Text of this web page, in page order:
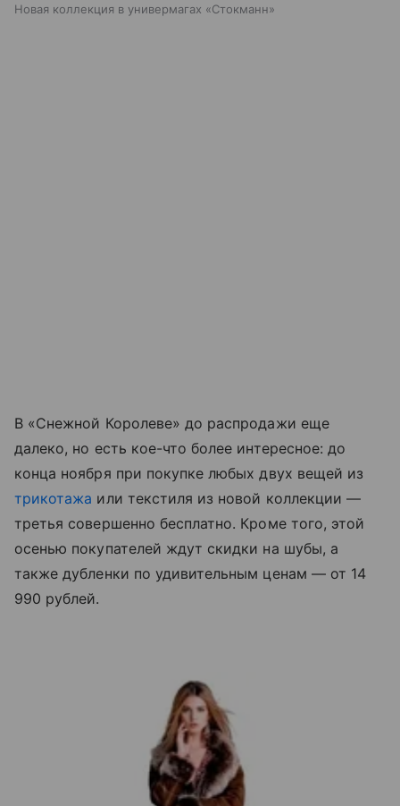
Новая коллекция в универмагах «Стокманн»
В «Снежной Королеве» до распродажи еще
далеко, но есть кое-что более интересное: до
конца ноября при покупке любых двух вещей из
трикотажа или текстиля из новой коллекции —
третья совершенно бесплатно. Кроме того, этой
осенью покупателей ждут скидки на шубы, а
также дубленки по удивительным ценам — от 14
990 рублей.